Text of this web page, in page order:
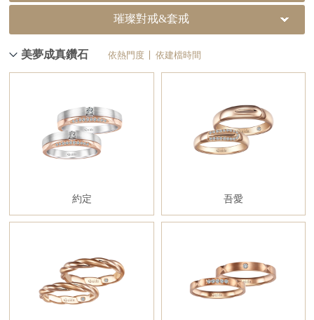
璀璨對戒&套戒
美夢成真鑽石 依熱門度 依建檔時間
約定 吾愛